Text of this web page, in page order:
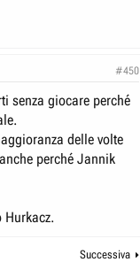
#450
senza giocare perché
delle volte
perché Jannik
Hurkacz.
Successiva